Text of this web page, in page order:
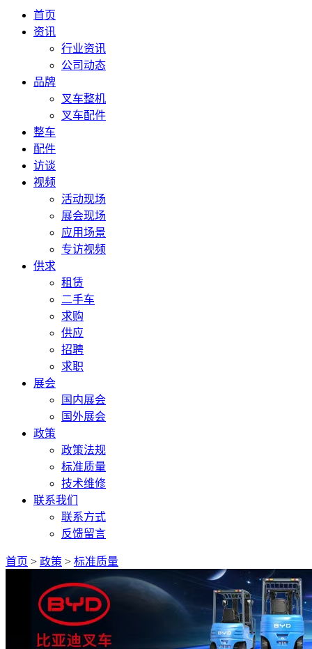
首页
资讯
行业资讯
公司动态
品牌
叉车整机
叉车配件
整车
配件
访谈
视频
活动现场
展会现场
应用场景
专访视频
供求
租赁
二手车
求购
供应
招聘
求职
展会
国内展会
国外展会
政策
政策法规
标准质量
技术维修
联系我们
联系方式
反馈留言
首页 > 政策 > 标准质量